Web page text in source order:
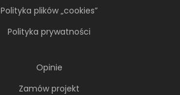
Polityka plików „cookies”
Polityka prywatności
Opinie
Zamów projekt